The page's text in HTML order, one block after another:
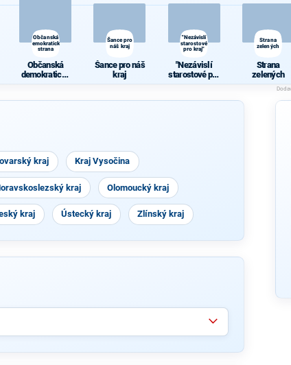
Občanská
demokratická
strana
Občanská
demokratická
Šance pro
náš kraj
Šance pro náš
kraj
"Nezávislí
starostové
pro kraj"
"Nezávislí
starostové pro
kraj"
Strana
zelených
Strana
zelených
kraj Kraj Vysočina
kraj Olomoucký kraj
kraj Ústecký kraj Zlínský kraj